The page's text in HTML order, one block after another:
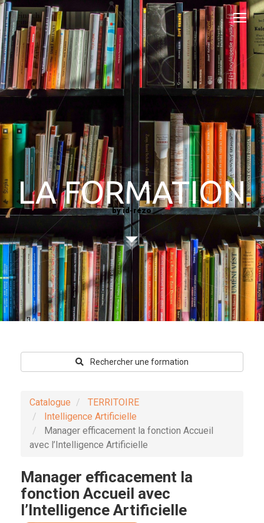
LA FORMATION
by id-rezo
Rechercher une formation
Catalogue
TERRITOIRE
Intelligence Artificielle
Manager efficacement la fonction Accueil
avec l’Intelligence Artificielle
Manager efficacement la
fonction Accueil avec
l’Intelligence Artificielle